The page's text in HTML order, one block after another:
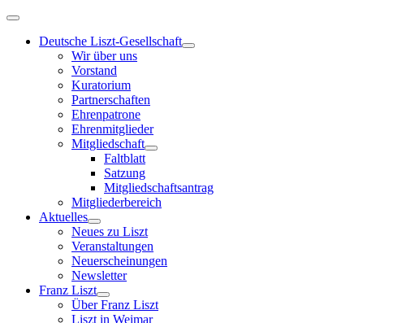
Deutsche Liszt-Gesellschaft
Wir über uns
Vorstand
Kuratorium
Partnerschaften
Ehrenpatrone
Ehrenmitglieder
Mitgliedschaft
Faltblatt
Satzung
Mitgliedschaftsantrag
Mitgliederbereich
Aktuelles
Neues zu Liszt
Veranstaltungen
Neuerscheinungen
Newsletter
Franz Liszt
Über Franz Liszt
Liszt in Weimar